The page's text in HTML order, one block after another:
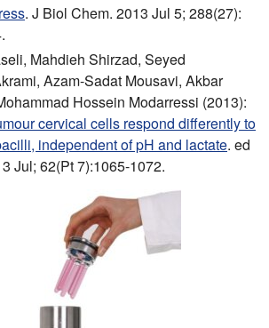
. J Biol Chem. 2013 Jul 5; 288(27):
Mahdieh Shirzad, Seyed
Azam-Sadat Mousavi, Akbar
Hossein Modarressi (2013):
cervical cells respond differently to
independent of pH and lactate. ed
Jul; 62(Pt 7):1065-1072.